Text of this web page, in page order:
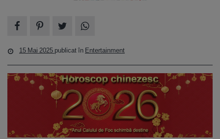
15 Mai 2025 publicat în Entertainment